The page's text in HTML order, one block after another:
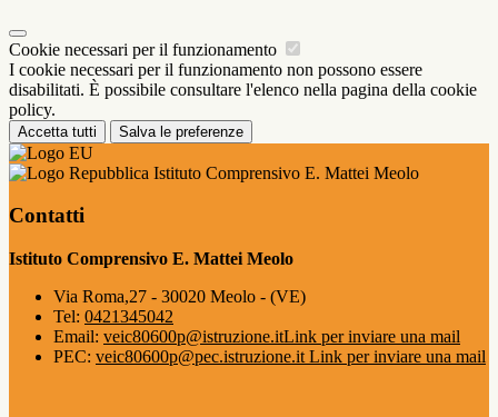
Cookie necessari per il funzionamento
I cookie necessari per il funzionamento non possono essere
disabilitati. È possibile consultare l'elenco nella pagina della cookie
policy.
Accetta tutti Salva le preferenze
Istituto Comprensivo E. Mattei Meolo
Contatti
Istituto Comprensivo E. Mattei Meolo
Via Roma,27 - 30020 Meolo - (VE)
Tel: 0421345042
Email: veic80600p@istruzione.itLink per inviare una mail
PEC: veic80600p@pec.istruzione.it Link per inviare una mail